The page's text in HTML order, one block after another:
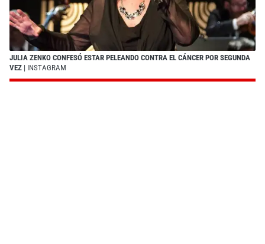
JULIA ZENKO CONFESÓ ESTAR PELEANDO CONTRA EL CÁNCER POR SEGUNDA
VEZ | INSTAGRAM